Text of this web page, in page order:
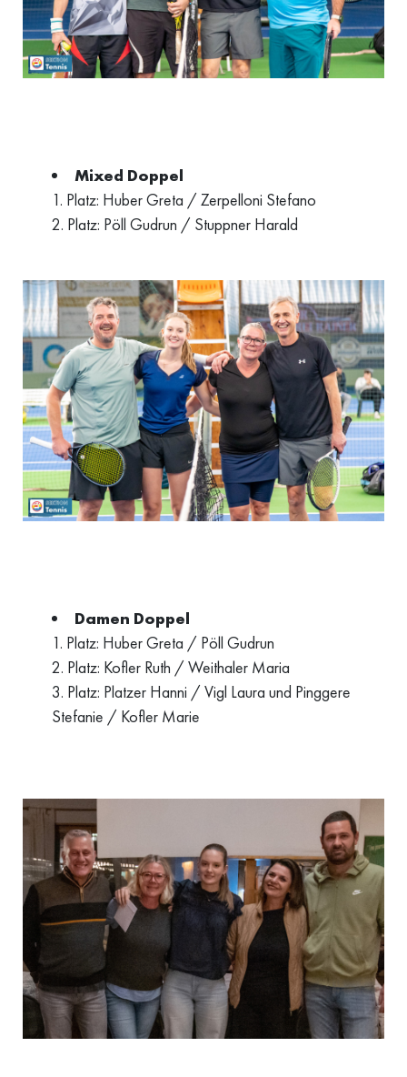
Mixed Doppel
1. Platz: Huber Greta / Zerpelloni Stefano
2. Platz: Pöll Gudrun / Stuppner Harald
Damen Doppel
1. Platz: Huber Greta / Pöll Gudrun
2. Platz: Kofler Ruth / Weithaler Maria
3. Platz: Platzer Hanni / Vigl Laura und Pinggere
Stefanie / Kofler Marie